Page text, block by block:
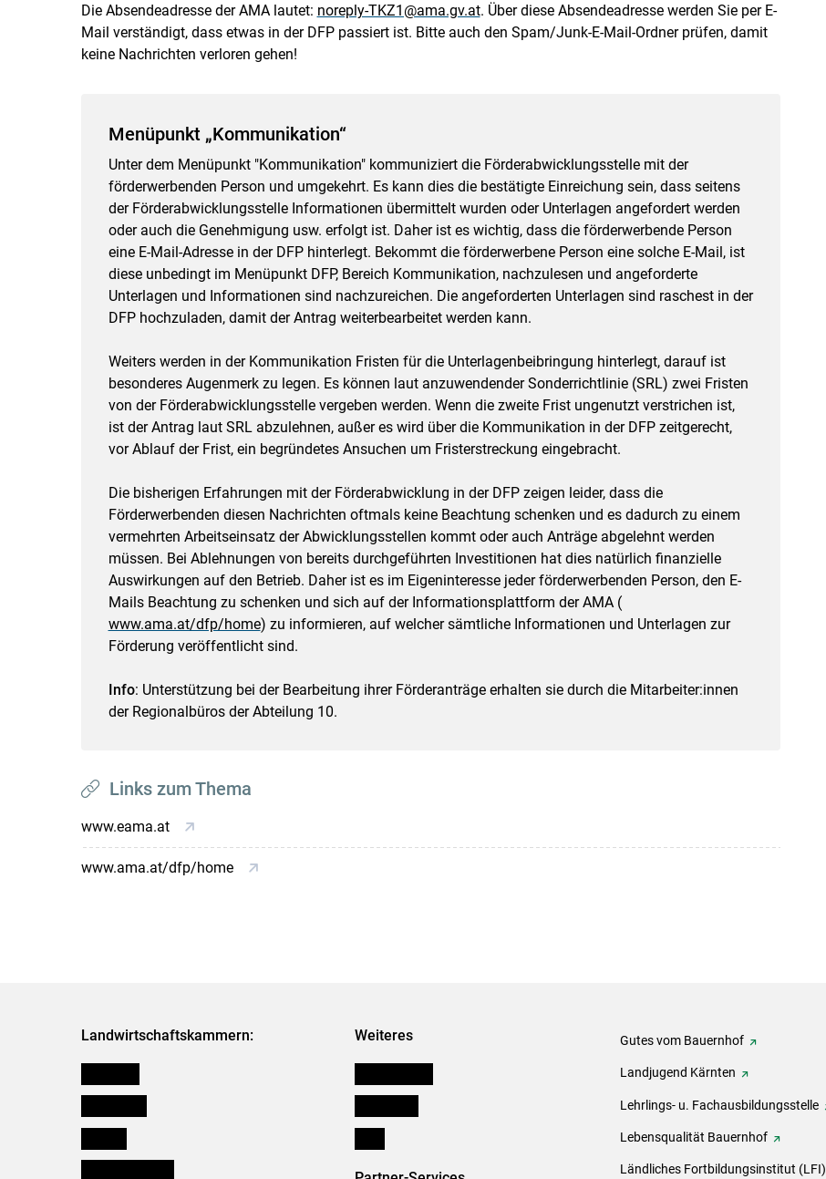
Die Absendeadresse der AMA lautet: noreply-TKZ1@ama.gv.at. Über diese Absendeadresse werden Sie per E-
Mail verständigt, dass etwas in der DFP passiert ist. Bitte auch den Spam/​Junk-E-Mail-Ordner prüfen, damit
keine Nachrichten verloren gehen!
Menüpunkt „Kommunikation“
Unter dem Menüpunkt "Kommunikation" kommuniziert die Förderabwicklungsstelle mit der
förderwerbenden Person und umgekehrt. Es kann dies die bestätigte Einreichung sein, dass seitens
der Förderabwicklungsstelle Informationen übermittelt wurden oder Unterlagen angefordert werden
oder auch die Genehmigung usw. erfolgt ist. Daher ist es wichtig, dass die förderwerbende Person
eine E-Mail-Adresse in der DFP hinterlegt. Bekommt die förderwerbene Person eine solche E-Mail, ist
diese unbedingt im Menüpunkt DFP, Bereich Kommunikation, nachzulesen und angeforderte
Unterlagen und Informationen sind nachzureichen. Die angeforderten Unterlagen sind raschest in der
DFP hochzuladen, damit der Antrag weiterbearbeitet werden kann.
Weiters werden in der Kommunikation Fristen für die Unterlagenbeibringung hinterlegt, darauf ist
besonderes Augenmerk zu legen. Es können laut anzuwendender Sonderrichtlinie (SRL) zwei Fristen
von der Förderabwicklungsstelle vergeben werden. Wenn die zweite Frist ungenutzt verstrichen ist,
ist der Antrag laut SRL abzulehnen, außer es wird über die Kommunikation in der DFP zeitgerecht,
vor Ablauf der Frist, ein begründetes Ansuchen um Fristerstreckung eingebracht.
Die bisherigen Erfahrungen mit der Förderabwicklung in der DFP zeigen leider, dass die
Förderwerbenden diesen Nachrichten oftmals keine Beachtung schenken und es dadurch zu einem
vermehrten Arbeitseinsatz der Abwicklungsstellen kommt oder auch Anträge abgelehnt werden
müssen. Bei Ablehnungen von bereits durchgeführten Investitionen hat dies natürlich finanzielle
Auswirkungen auf den Betrieb. Daher ist es im Eigeninteresse jeder förderwerbenden Person, den E-
Mails Beachtung zu schenken und sich auf der Informationsplattform der AMA (
www.ama.at/​dfp/​home) zu informieren, auf welcher sämtliche Informationen und Unterlagen zur
Förderung veröffentlicht sind.
Info: Unterstützung bei der Bearbeitung ihrer Förderanträge erhalten sie durch die Mitarbeiter:innen
der Regionalbüros der Abteilung 10.
Links zum Thema
www.eama.at
www.ama.at/dfp/home
Landwirtschaftskammern: Weiteres Gutes vom Bauernhof
Landjugend Kärnten
Lehrlings- u. Fachausbildungsstelle
Lebensqualität Bauernhof
Ländliches Fortbildungsinstitut (LFI)